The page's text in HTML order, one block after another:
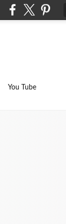
You Tube